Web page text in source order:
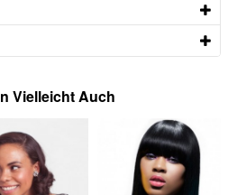
Vielleicht Auch